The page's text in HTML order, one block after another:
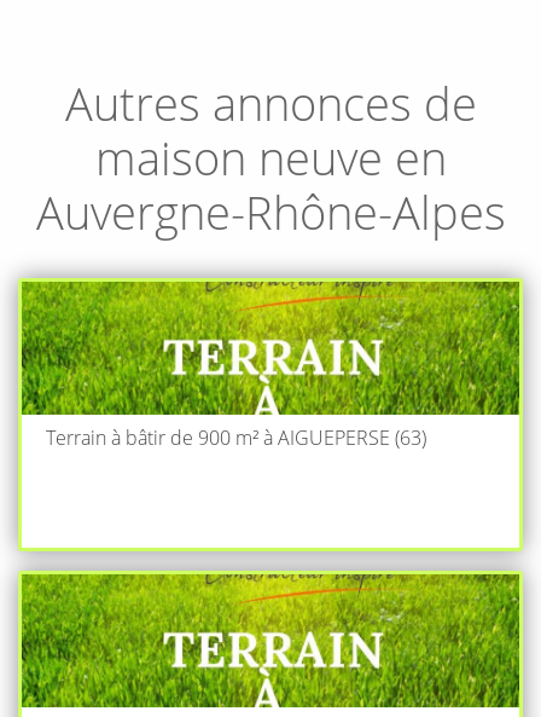
Autres annonces de
maison neuve en
Auvergne-Rhône-Alpes
Terrain à bâtir de 900 m² à AIGUEPERSE (63)